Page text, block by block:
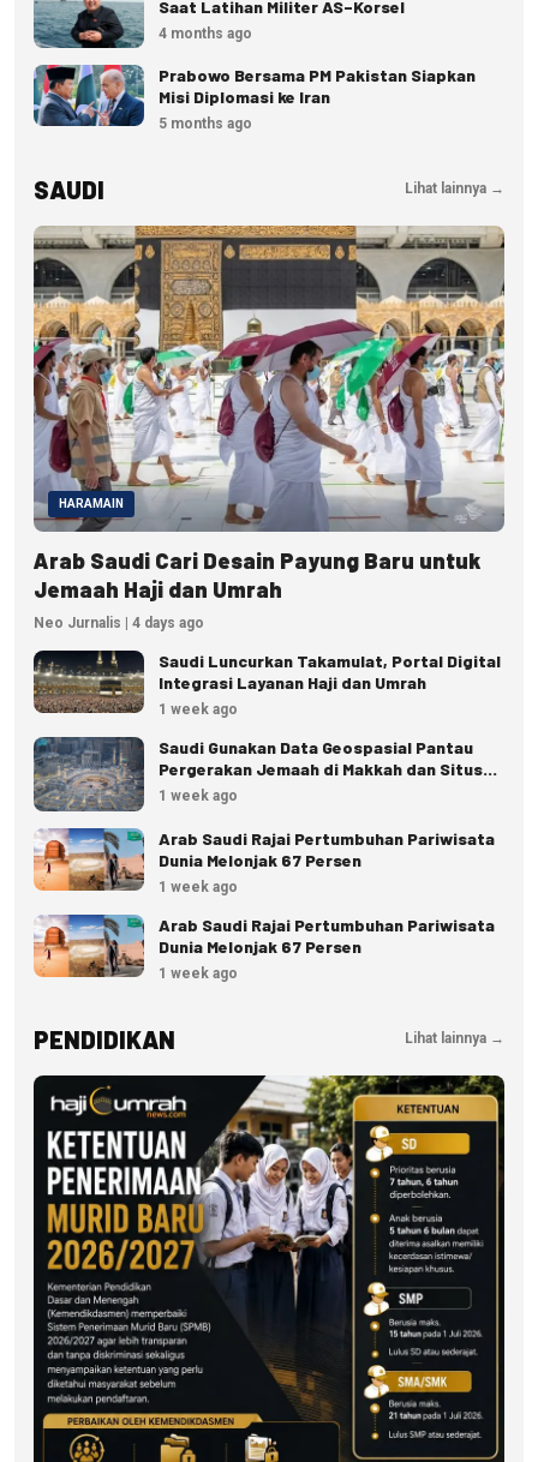
Saat Latihan Militer AS–Korsel
4 months ago
Prabowo Bersama PM Pakistan Siapkan
Misi Diplomasi ke Iran
5 months ago
SAUDI Lihat lainnya →
HARAMAIN
Arab Saudi Cari Desain Payung Baru untuk
Jemaah Haji dan Umrah
Neo Jurnalis | 4 days ago
Saudi Luncurkan Takamulat, Portal Digital
Integrasi Layanan Haji dan Umrah
1 week ago
Saudi Gunakan Data Geospasial Pantau
Pergerakan Jemaah di Makkah dan Situs
Suci
1 week ago
Arab Saudi Rajai Pertumbuhan Pariwisata
Dunia Melonjak 67 Persen
1 week ago
Arab Saudi Rajai Pertumbuhan Pariwisata
Dunia Melonjak 67 Persen
1 week ago
PENDIDIKAN Lihat lainnya →